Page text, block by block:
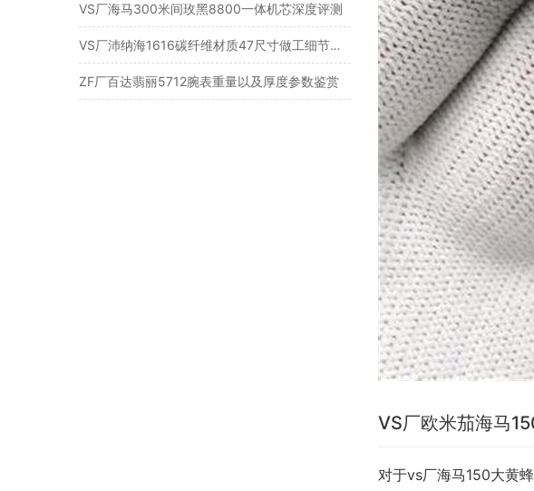
VS厂欧米茄海马
对于vs厂海马150大黄
VS厂海马300米间玫黑8800一体机芯深度评测
VS厂沛纳海1616碳纤维材质47尺寸做工细节如何？
ZF厂百达翡丽5712腕表重量以及厚度参数鉴赏